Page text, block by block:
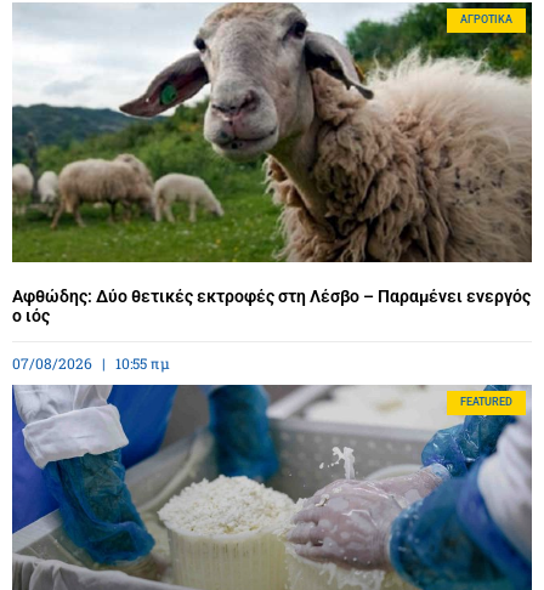
ΑΓΡΟΤΙΚΆ
Αφθώδης: Δύο θετικές εκτροφές στη Λέσβο – Παραμένει ενεργός
ο ιός
07/08/2026 10:55 πμ
FEATURED